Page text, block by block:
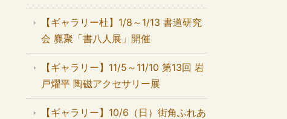
【ギャラリー杜】1/8～1/13 書道研究
会 麑聚「書八人展」開催
【ギャラリー】11/5～11/10 第13回 岩
戸燿平 陶磁アクセサリー展
【ギャラリー】10/6（日）街角ふれあ